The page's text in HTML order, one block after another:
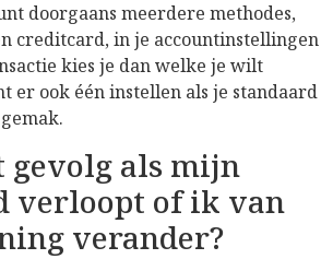
doorgaans meerdere methodes,
creditcard, in je accountinstellingen
kies je dan welke je wilt
er ook één instellen als je standaard
gevolg als mijn
verloopt of ik van
verander?